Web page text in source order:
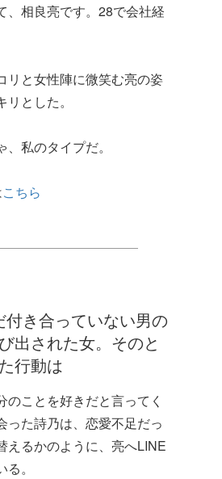
、相良亮です。28で会社経
リと女性陣に微笑む亮の姿
とした。
私のタイプだ。
こちら
付き合っていない男の
出された女。そのと
行動は
のことを好きだと言ってく
った詩乃は、恋愛不足だっ
えるかのように、亮へLINE
。